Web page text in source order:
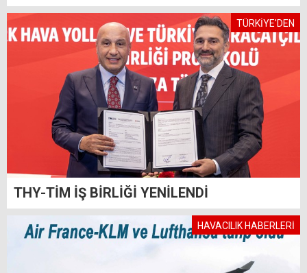
TÜRKİYE'DEN
THY-TİM İŞ BİRLİĞİ YENİLENDİ
HAVACILIK HABERLERİ